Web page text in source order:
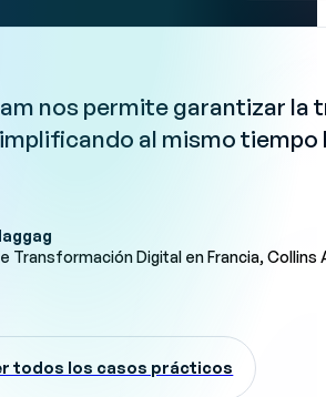
nos permite garantizar la
al mismo tiempo
Transformación Digital en Francia, Collins
todos los casos prácticos